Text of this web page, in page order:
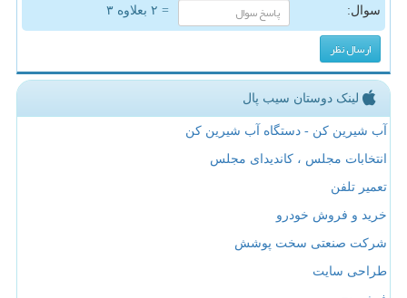
سوال: = ۲ بعلاوه ۳
لینک دوستان سیب پال
آب شیرین کن - دستگاه آب شیرین کن
انتخابات مجلس ، کاندیدای مجلس
تعمیر تلفن
خرید و فروش خودرو
شرکت صنعتی سخت پوشش
طراحی سایت